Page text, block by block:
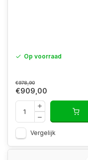
Op voorraad
€978,90
€909,00
Vergelijk